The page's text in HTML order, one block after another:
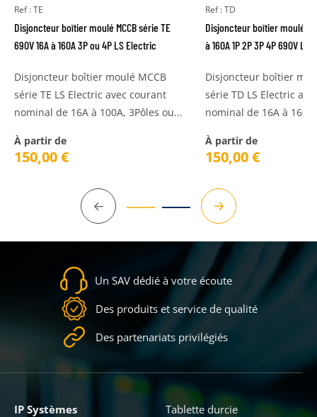
Ref : TE
Disjoncteur boîtier moulé MCCB série TE
690V 16A à 160A 3P ou 4P LS Electric
Disjoncteur boîtier moulé MCCB
série TE LS Electric avec courant
nominal de 16A à 100A, 3Pôles ou...
À partir de
150,00€
Ref : TD
Disjoncteur boîtier moulé
à 160A 1P 2P 3P 4P 690V LS
Disjoncteur boîtier
série TD LS Electric
nominal de 16A à
À partir de
150,00€
Précédent Suivant
Un SAV dédié à votre écoute
Des produits et service de qualité
Des partenariats privilégiés
IP Systèmes
Tablette durcie